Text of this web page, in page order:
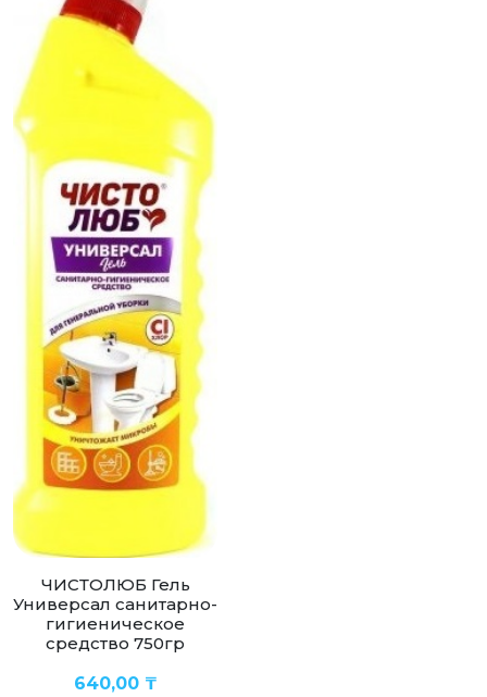
ЧИСТОЛЮБ Гель
Универсал санитарно-
гигиеническое
средство 750гр
640,00 ₸